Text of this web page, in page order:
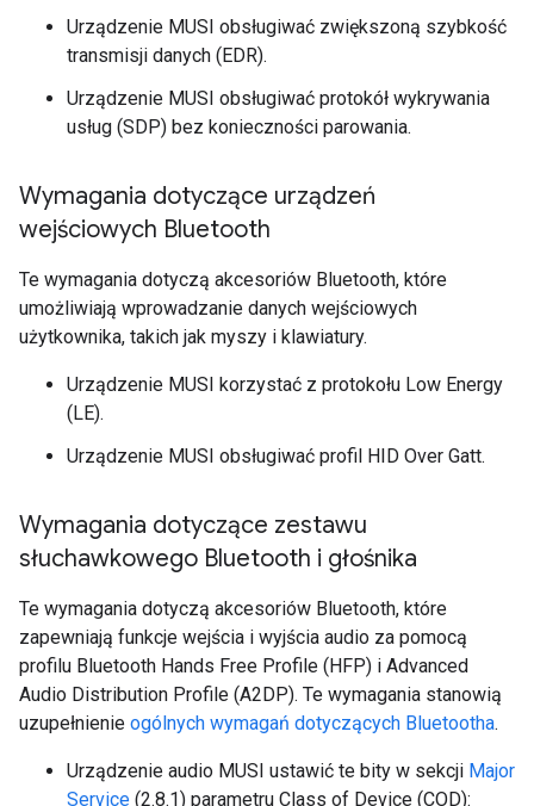
Urządzenie MUSI obsługiwać zwiększoną szybkość
transmisji danych (EDR).
Urządzenie MUSI obsługiwać protokół wykrywania
usług (SDP) bez konieczności parowania.
Wymagania dotyczące urządzeń
wejściowych Bluetooth
Te wymagania dotyczą akcesoriów Bluetooth, które
umożliwiają wprowadzanie danych wejściowych
użytkownika, takich jak myszy i klawiatury.
Urządzenie MUSI korzystać z protokołu Low Energy
(LE).
Urządzenie MUSI obsługiwać profil HID Over Gatt.
Wymagania dotyczące zestawu
słuchawkowego Bluetooth i głośnika
Te wymagania dotyczą akcesoriów Bluetooth, które
zapewniają funkcje wejścia i wyjścia audio za pomocą
profilu Bluetooth Hands Free Profile (HFP) i Advanced
Audio Distribution Profile (A2DP). Te wymagania stanowią
uzupełnienie ogólnych wymagań dotyczących Bluetootha.
Urządzenie audio MUSI ustawić te bity w sekcji Major
Service (2.8.1) parametru Class of Device (COD):